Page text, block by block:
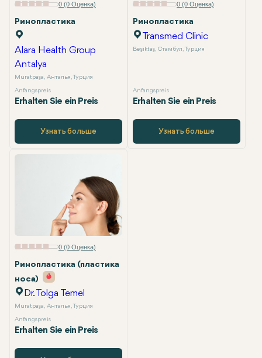
0 (0 Оценка)
Ринопластика
Alara Health Group
Antalya
Muratpaşa, Анталья, Турция
Anfangspreis
Erhalten Sie ein Preis
Узнать больше
0 (0 Оценка)
Ринопластика
Transmed Clinic
Beşiktaş, Стамбул, Турция
Anfangspreis
Erhalten Sie ein Preis
Узнать больше
0 (0 Оценка)
Ринопластика (пластика
носа)
Dr. Tolga Temel
Muratpaşa, Анталья, Турция
Anfangspreis
Erhalten Sie ein Preis